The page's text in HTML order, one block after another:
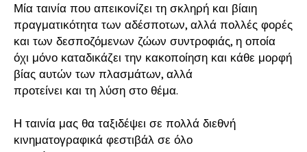
Μία ταινία που απεικονίζει τη σκληρή και βίαιη
πραγματικότητα των αδέσποτων, αλλά πολλές φορές
και των δεσποζόμενων ζώων συντροφιάς, η οποία
όχι μόνο καταδικάζει την κακοποίηση και κάθε μορφή
βίας αυτών των πλασμάτων, αλλά
προτείνει και τη λύση στο θέμα.
Η ταινία μας θα ταξιδέψει σε πολλά διεθνή
κινηματογραφικά φεστιβάλ σε όλο